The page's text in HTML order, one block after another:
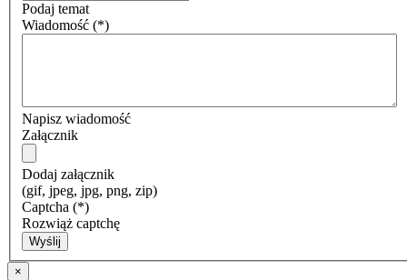
Podaj temat
Wiadomość (*)
Napisz wiadomość
Załącznik
Dodaj załącznik
(gif, jpeg, jpg, png, zip)
Captcha (*)
Rozwiąż captchę
Wyślij
×